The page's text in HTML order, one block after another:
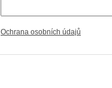
Ochrana osobních údajů